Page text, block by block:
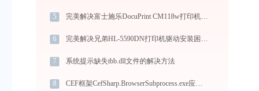
5 完美解决富士施乐DocuPrint CM118w打印机驱动安装困扰，全面下载安装教程
6 完美解决兄弟HL-5590DN打印机驱动安装困扰，全面下载安装教程
7 系统提示缺失tbb.dll文件的解决方法
8 CEF框架CefSharp.BrowserSubprocess.exe应用程序错误0xc0000017解决方法